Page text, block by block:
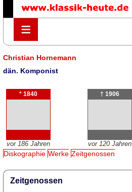
≡
≡
Christian Hornemann
dän. Komponist
* 1840
vor 186 Jahren
† 1906
vor 120 Jahren
Diskographie Werke Zeitgenossen
Zeitgenossen